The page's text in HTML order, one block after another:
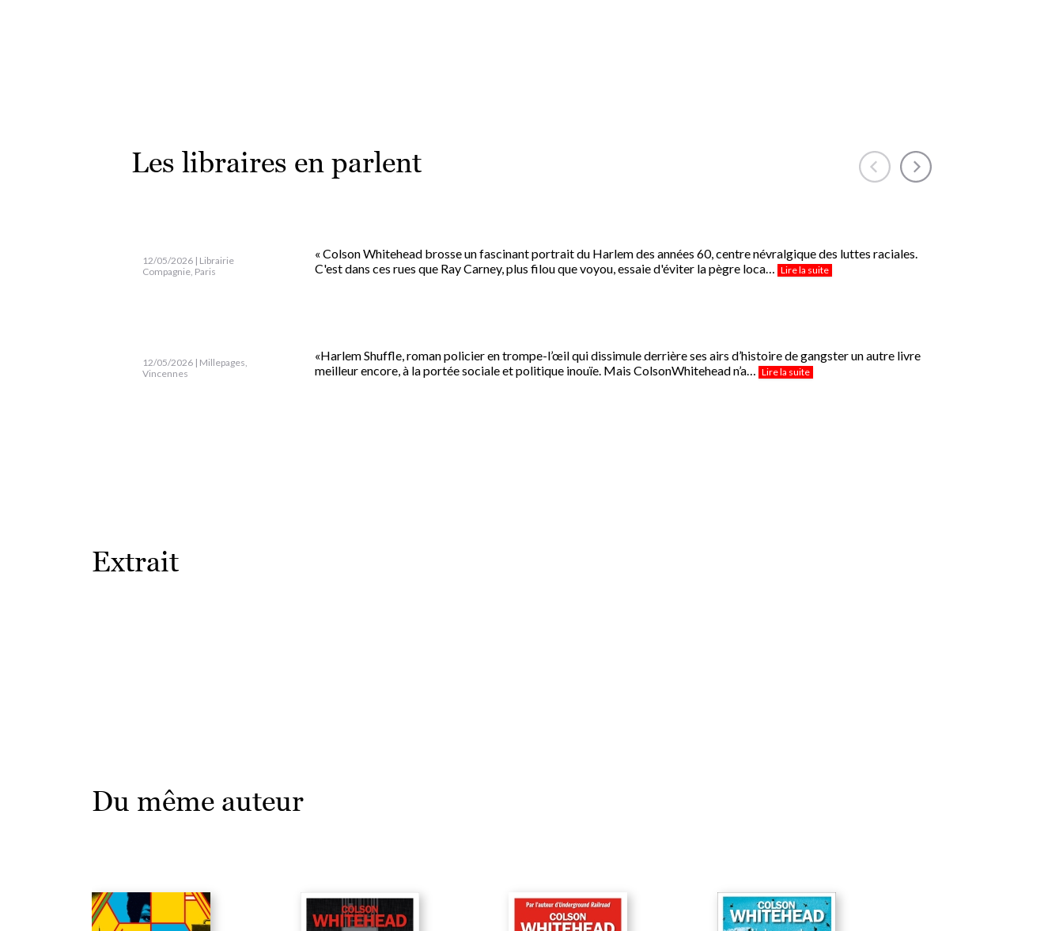
Les libraires en parlent
12/05/2026 | Librairie
Compagnie, Paris
« Colson Whitehead brosse un fascinant portrait du Harlem des années 60, centre névralgique des luttes raciales.
C'est dans ces rues que Ray Carney, plus filou que voyou, essaie d'éviter la pègre loca…
Lire la suite
12/05/2026 | Millepages,
Vincennes
«Harlem Shuffle, roman policier en trompe-l’œil qui dissimule derrière ses airs d’histoire de gangster un autre livre
meilleur encore, à la portée sociale et politique inouïe. Mais ColsonWhitehead n’a…
Lire la suite
Extrait
Du même auteur